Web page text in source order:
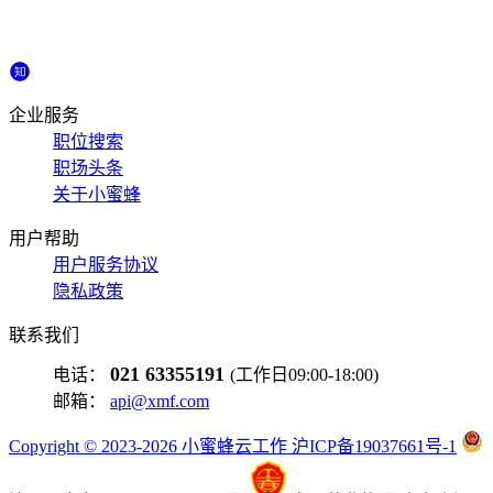
企业服务
职位搜索
职场头条
关于小蜜蜂
用户帮助
用户服务协议
隐私政策
联系我们
电话： 021 63355191 (工作日09:00-18:00)
邮箱： api@xmf.com
Copyright © 2023-2026 小蜜蜂云工作 沪ICP备19037661号-1